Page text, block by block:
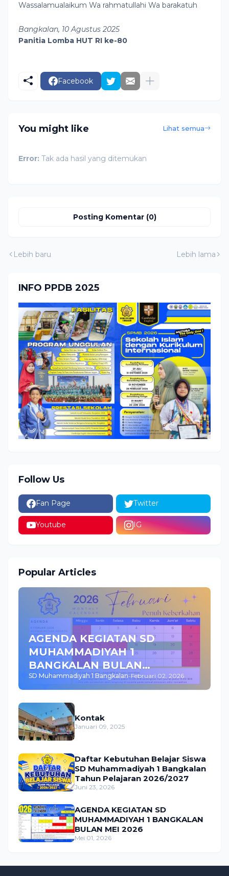
Wassalamualaikum Wa rahmatullahi Wa barakatuh
Bangkalan, 10 Agustus 2025
Panitia Lomba HUT RI ke-80
Facebook
You might like Lihat semua
Error: Tak ada hasil yang ditemukan
Posting Komentar (0)
Lebih baru Lebih lama
INFO PPDB 2025
Follow Us
Fan Page Twitter
Youtube IG
Popular Articles
AGENDA KEGIATAN SD
MUHAMMADIYAH 1
BANGKALAN BULAN
FEBRUARI 2026
SD Muhammadiyah 1 Bangkalan-Februari 02, 2026
Kontak
Januari 09, 2025
Daftar Kebutuhan Belajar Siswa
SD Muhammadiyah 1 Bangkalan
Tahun Pelajaran 2026/2027
Juni 23, 2026
AGENDA KEGIATAN SD
MUHAMMADIYAH 1 BANGKALAN
BULAN MEI 2026
Mei 01, 2026